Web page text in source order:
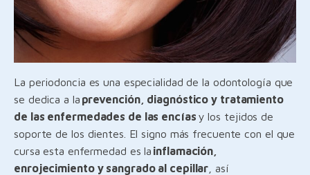
La periodoncia es una especialidad de la odontología que
se dedica a la prevención, diagnóstico y tratamiento
de las enfermedades de las encías y los tejidos de
soporte de los dientes. El signo más frecuente con el que
cursa esta enfermedad es la inflamación,
enrojecimiento y sangrado al cepillar , así